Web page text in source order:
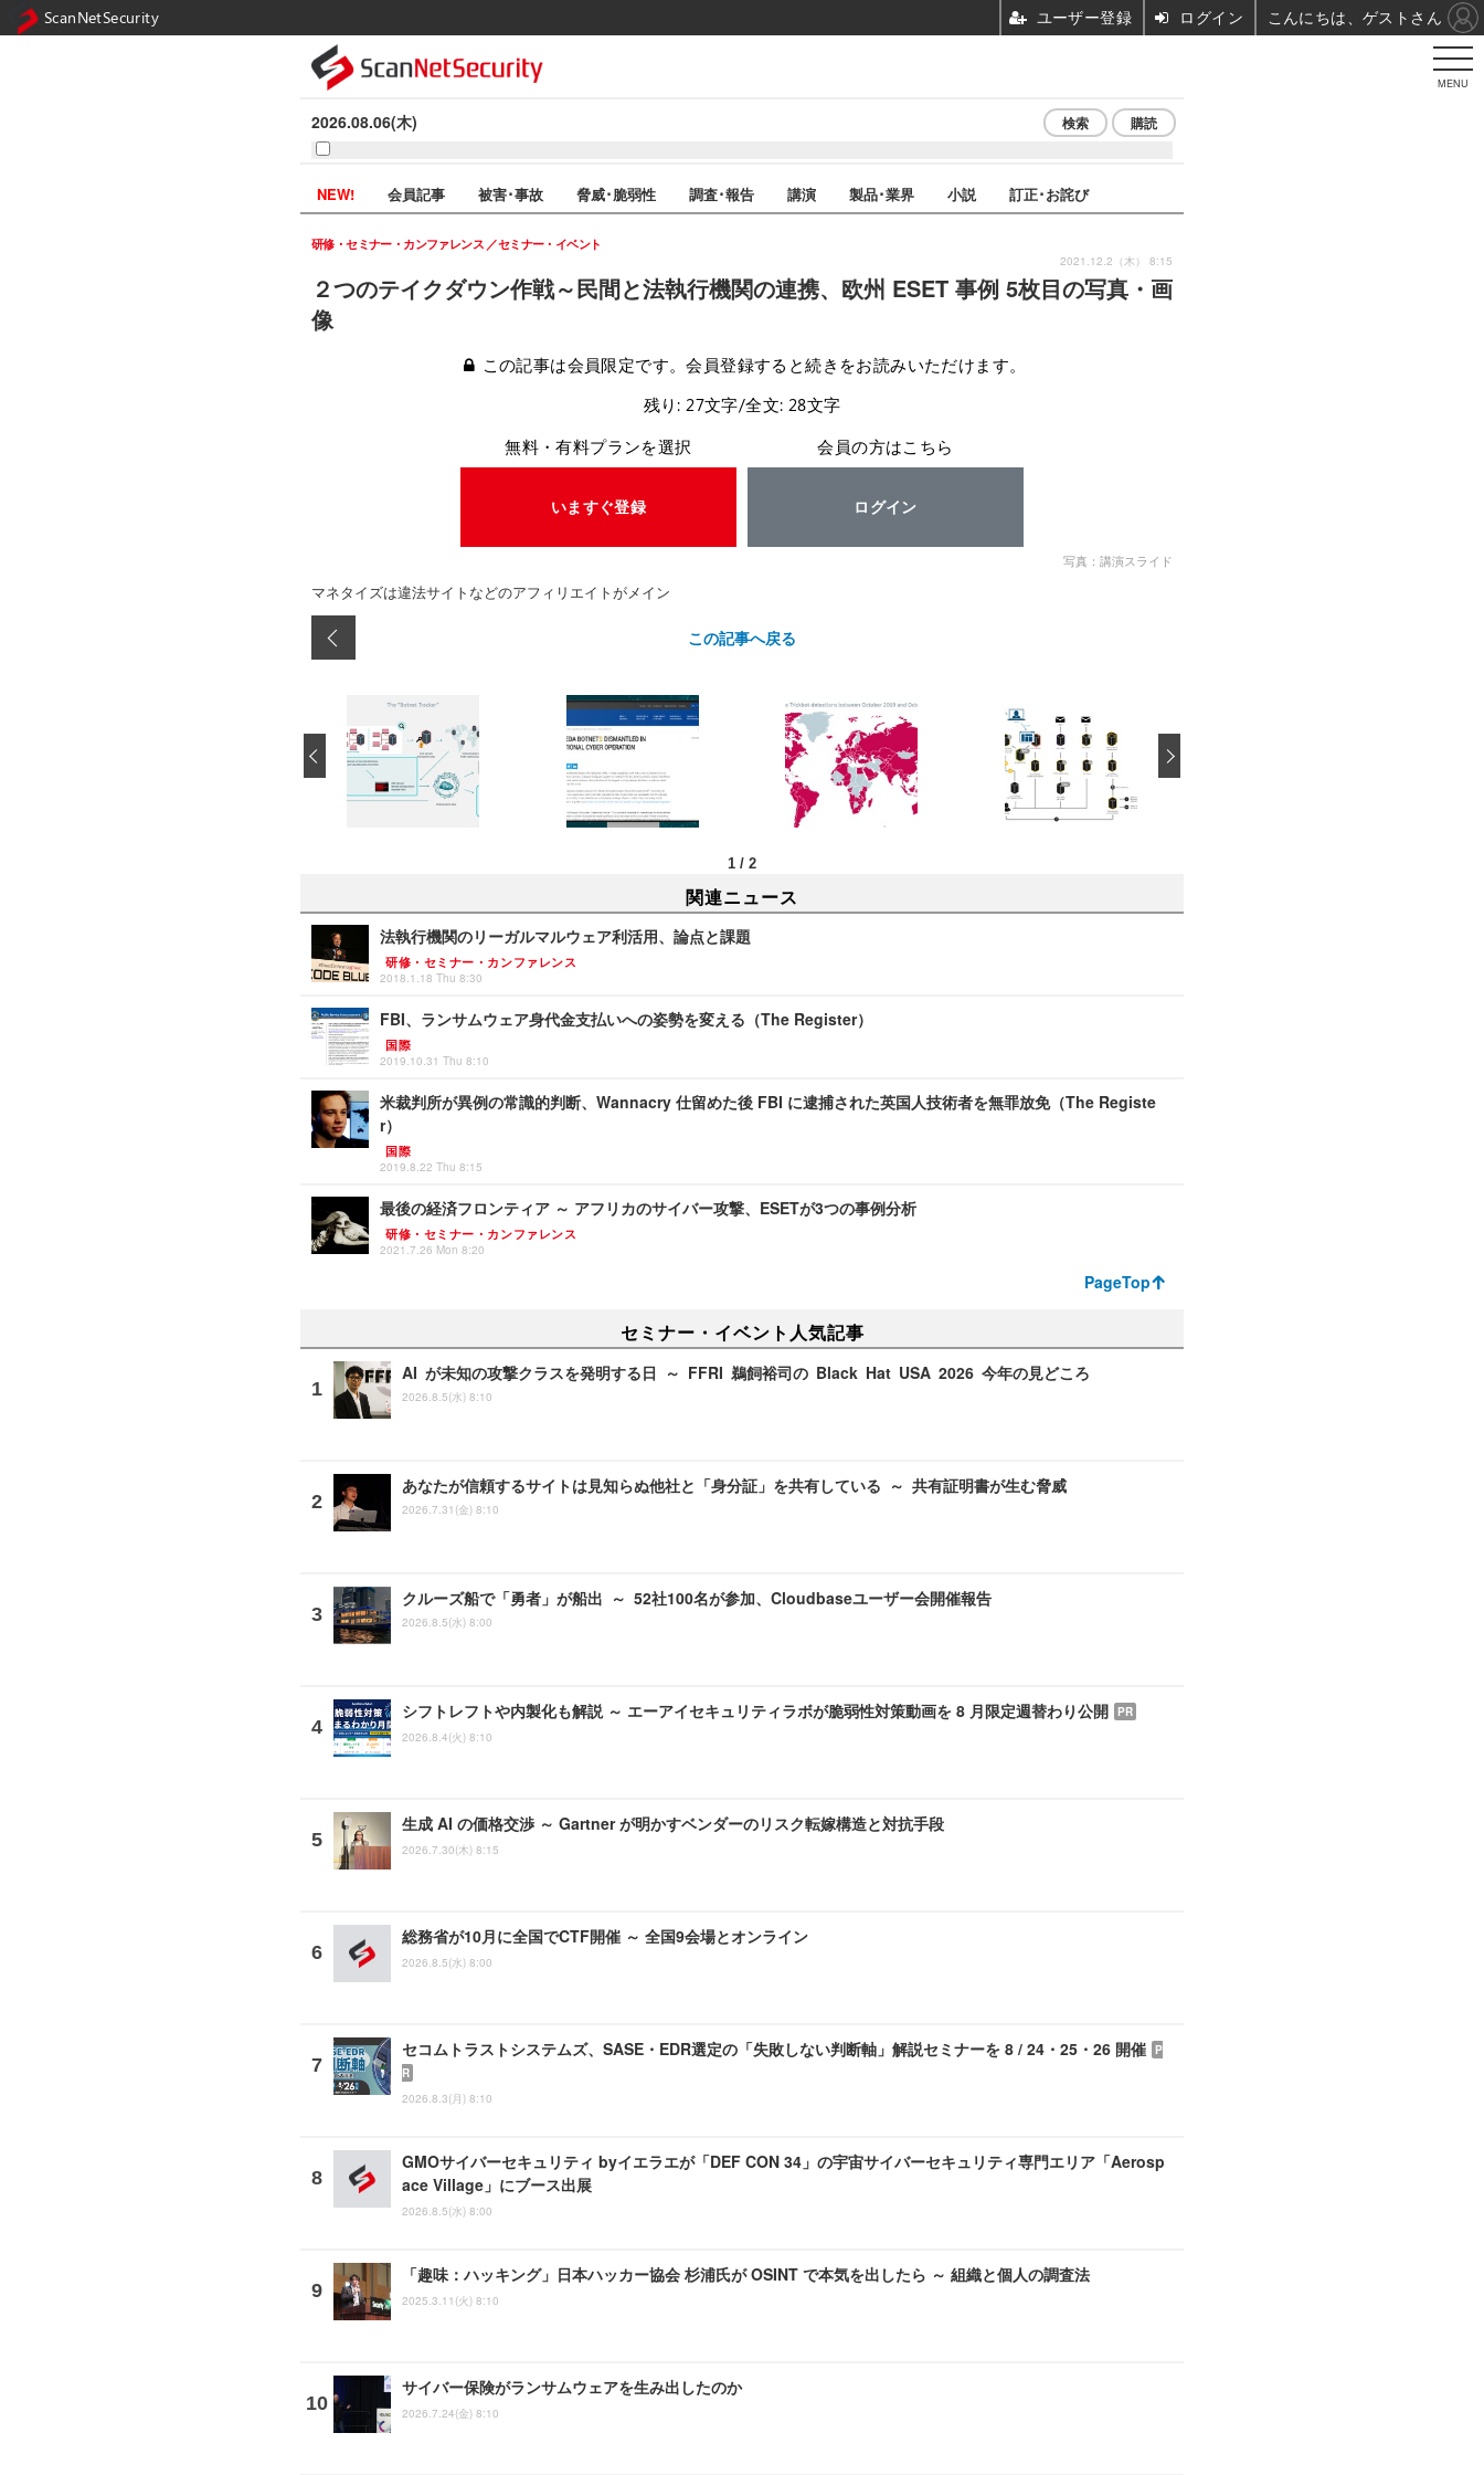
MENU
2026.08.06(木) 検索 購読
NEW! 会員記事 被害･事故 脅威･脆弱性 調査･報告 講演 製品･業界 小説 訂正･お詫び
２つのテイクダウン作戦～民間と法執行機関の連携、欧州 ESET 事例 5枚目の写真・画
像
研修・セミナー・カンファレンス セミナー・イベント
2021.12.2（木） 8:15
この記事は会員限定です。会員登録すると続きをお読みいただけます。
残り: 27文字/全文: 28文字
無料・有料プランを選択
いますぐ登録
会員の方はこちら
ログイン
写真：講演スライド
マネタイズは違法サイトなどのアフィリエイトがメイン
この記事へ戻る
1 / 2
‹
関連ニュース
法執行機関のリーガルマルウェア利活用、論点と課題
研修・セミナー・カンファレンス
2018.1.18 Thu 8:30
FBI、ランサムウェア身代金支払いへの姿勢を変える（The Register）
国際
2019.10.31 Thu 8:10
米裁判所が異例の常識的判断、Wannacry 仕留めた後 FBI に逮捕された英国人技術者を無罪放免（The Registe
r）
国際
2019.8.22 Thu 8:15
最後の経済フロンティア ～ アフリカのサイバー攻撃、ESETが3つの事例分析
研修・セミナー・カンファレンス
2021.7.26 Mon 8:20
PageTop
セミナー・イベント人気記事
AI が未知の攻撃クラスを発明する日 ～ FFRI 鵜飼裕司の Black Hat USA 2026 今年の見どころ
2026.8.5(水) 8:10
あなたが信頼するサイトは見知らぬ他社と「身分証」を共有している ～ 共有証明書が生む脅威
2026.7.31(金) 8:10
クルーズ船で「勇者」が船出 ～ 52社100名が参加、Cloudbaseユーザー会開催報告
2026.8.5(水) 8:00
シフトレフトや内製化も解説 ～ エーアイセキュリティラボが脆弱性対策動画を 8 月限定週替わり公開 PR
2026.8.4(火) 8:10
生成 AI の価格交渉 ～ Gartner が明かすベンダーのリスク転嫁構造と対抗手段
2026.7.30(木) 8:15
総務省が10月に全国でCTF開催 ～ 全国9会場とオンライン
2026.8.5(水) 8:00
セコムトラストシステムズ、SASE・EDR選定の「失敗しない判断軸」解説セミナーを 8 / 24・25・26 開催 P
R
2026.8.3(月) 8:10
GMOサイバーセキュリティ byイエラエが「DEF CON 34」の宇宙サイバーセキュリティ専門エリア「Aerosp
ace Village」にブース出展
2026.8.5(水) 8:00
「趣味：ハッキング」日本ハッカー協会 杉浦氏が OSINT で本気を出したら ～ 組織と個人の調査法
2025.3.11(火) 8:10
サイバー保険がランサムウェアを生み出したのか
2026.7.24(金) 8:10
ScanNetSecurity ユーザー登録 ログイン こんにちは、ゲストさん